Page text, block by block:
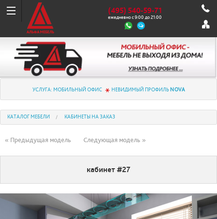
(495) 540-59-71
ежедневно с 9:00 до 21:00
УСЛУГА: МОБИЛЬНЫЙ ОФИС НЕВИДИМЫЙ ПРОФИЛЬ NOVA
КАТАЛОГ МЕБЕЛИ КАБИНЕТЫ НА ЗАКАЗ
« Предыдущая модель Следующая модель »
кабинет #27